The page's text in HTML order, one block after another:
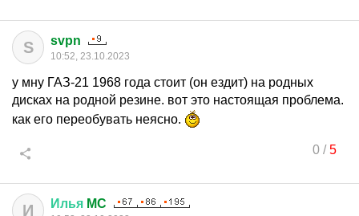
S svpn
10:52, 23.10.2023
у мну ГАЗ-21 1968 года стоит (он ездит) на родных
дисках на родной резине. вот это настоящая проблема.
как его переобувать неясно.
0/5
И Илья MC